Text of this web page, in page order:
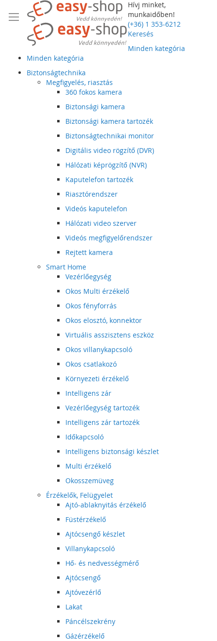
Hívj minket,
munkaidőben!
(+36) 1 353-6212
Keresés
Minden kategória
Minden kategória
Biztonságtechnika
Megfigyelés, riasztás
360 fokos kamera
Biztonsági kamera
Biztonsági kamera tartozék
Biztonságtechnikai monitor
Digitális video rögzítő (DVR)
Hálózati képrögzítő (NVR)
Kaputelefon tartozék
Riasztórendszer
Videós kaputelefon
Hálózati video szerver
Videós megfigyelőrendszer
Rejtett kamera
Smart Home
Vezérlőegység
Okos Multi érzékelő
Okos fényforrás
Okos elosztó, konnektor
Virtuális asszisztens eszköz
Okos villanykapcsoló
Okos csatlakozó
Környezeti érzékelő
Intelligens zár
Vezérlőegység tartozék
Intelligens zár tartozék
Időkapcsoló
Intelligens biztonsági készlet
Multi érzékelő
Okosszemüveg
Érzékelők, Felügyelet
Ajtó-ablaknyitás érzékelő
Füstérzékelő
Ajtócsengő készlet
Villanykapcsoló
Hő- és nedvességmérő
Ajtócsengő
Ajtóvezérlő
Lakat
Páncélszekrény
Gázérzékelő